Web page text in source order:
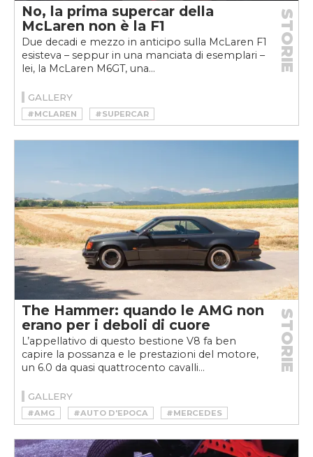
No, la prima supercar della
McLaren non è la F1
Due decadi e mezzo in anticipo sulla McLaren F1
esisteva – seppur in una manciata di esemplari –
lei, la McLaren M6GT, una...
STORIE
GALLERY
#MCLAREN #SUPERCAR
The Hammer: quando le AMG non
erano per i deboli di cuore
L’appellativo di questo bestione V8 fa ben
capire la possanza e le prestazioni del motore,
un 6.0 da quasi quattrocento cavalli...
STORIE
GALLERY
#AMG #AUTO D'EPOCA
#MERCEDES
#YOUNGTIMER